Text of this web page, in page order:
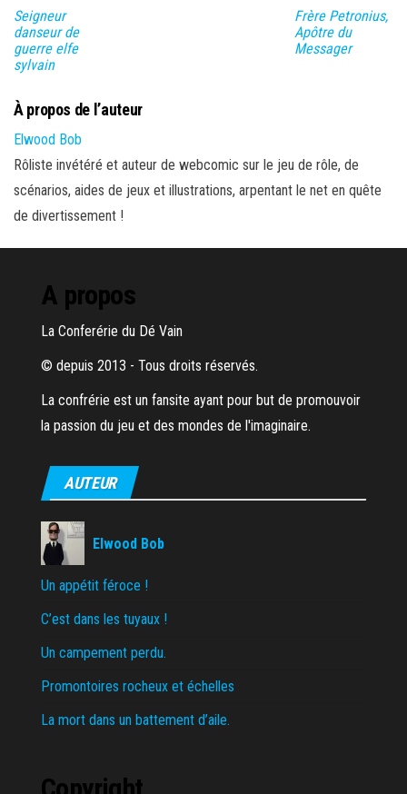
Seigneur
danseur de
guerre elfe
sylvain
Frère Petronius,
Apôtre du
Messager
À propos de l’auteur
Elwood Bob
Rôliste invétéré et auteur de webcomic sur le jeu de rôle, de
scénarios, aides de jeux et illustrations, arpentant le net en quête
de divertissement !
A propos
La Conferérie du Dé Vain
© depuis 2013 - Tous droits réservés.
La confrérie est un fansite ayant pour but de promouvoir
la passion du jeu et des mondes de l'imaginaire.
AUTEUR
Elwood Bob
Un appétit féroce !
C’est dans les tuyaux !
Un campement perdu.
Promontoires rocheux et échelles
La mort dans un battement d’aile.